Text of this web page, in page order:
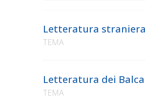
Letteratura straniera
TEMA
Letteratura dei
TEMA